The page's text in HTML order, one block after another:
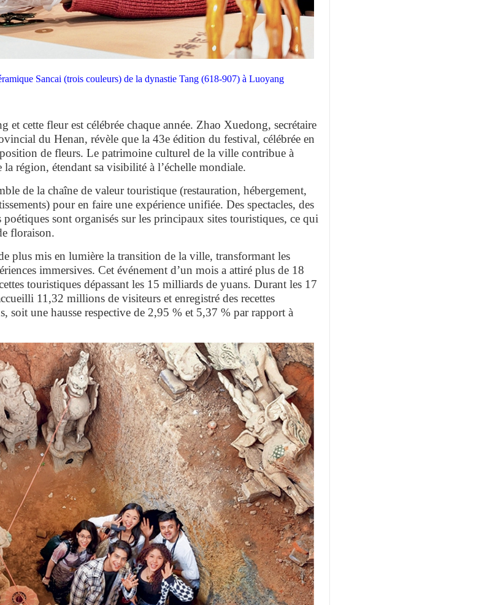
Sancai (trois couleurs) de la dynastie Tang (618-907) à Luoyang
et cette fleur est célébrée chaque année. Zhao Xuedong, secrétaire
du Henan, révèle que la 43e édition du festival, célébrée en
de fleurs. Le patrimoine culturel de la ville contribue à
région, étendant sa visibilité à l’échelle mondiale.
de la chaîne de valeur touristique (restauration, hébergement,
pour en faire une expérience unifiée. Des spectacles, des
sont organisés sur les principaux sites touristiques, ce qui
floraison.
plus mis en lumière la transition de la ville, transformant les
immersives. Cet événement d’un mois a attiré plus de 18
touristiques dépassant les 15 milliards de yuans. Durant les 17
11,32 millions de visiteurs et enregistré des recettes
soit une hausse respective de 2,95 % et 5,37 % par rapport à